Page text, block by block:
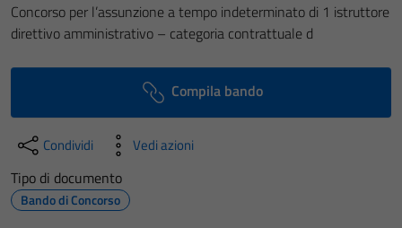
Concorso per l’assunzione a tempo indeterminato di 1 istruttore
direttivo amministrativo – categoria contrattuale d
Compila bando
Condividi Vedi azioni
Tipo di documento
Bando di Concorso